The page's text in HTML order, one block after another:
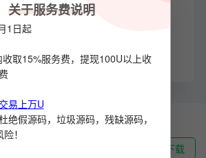
下载
关于服务费说明
1日起
取15%服务费，提现100U以上收
易上万U
绝假源码，垃圾源码，残缺源码，
！